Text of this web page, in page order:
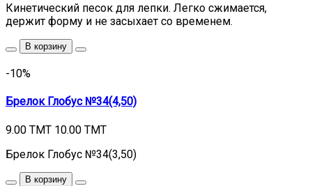
Кинетический песок для лепки. Легко сжимается,
держит форму и не засыхает со временем.
В корзину
-10%
Брелок Глобус №34(4,50)
9.00 TMT 10.00 TMT
Брелок Глобус №34(3,50)
В корзину